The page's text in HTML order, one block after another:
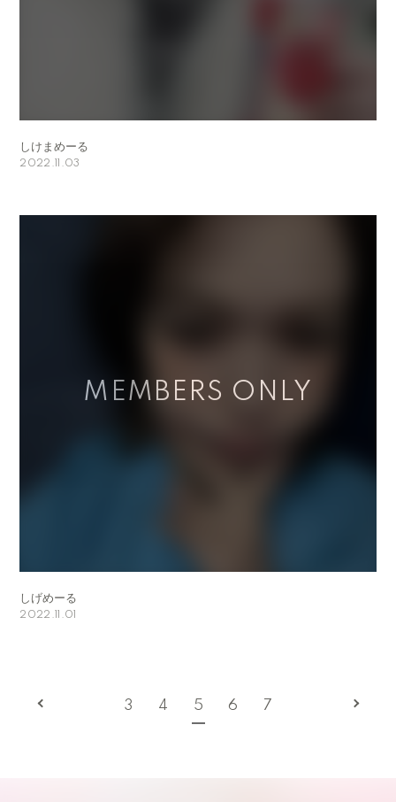
しけまめーる
2022.11.03
しげめーる
2022.11.01
3 4 5 6 7